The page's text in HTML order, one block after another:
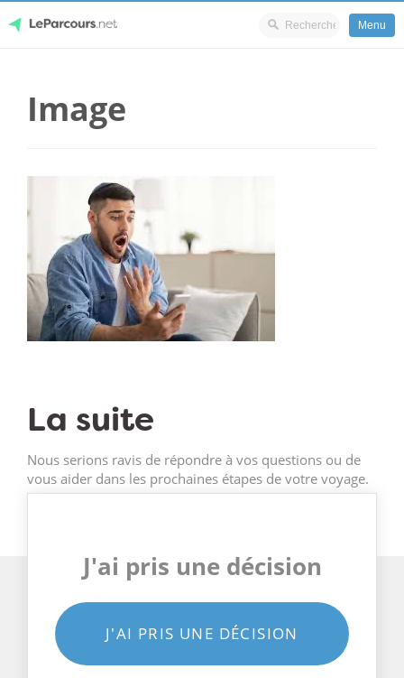
content
Menu
Image
La suite
Nous serions ravis de répondre à vos questions ou de
vous aider dans les prochaines étapes de votre voyage.
J'ai pris une décision
J'AI PRIS UNE DÉCISION